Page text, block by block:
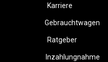
Karriere
Gebrauchtwagen
Ratgeber
Inzahlungnahme